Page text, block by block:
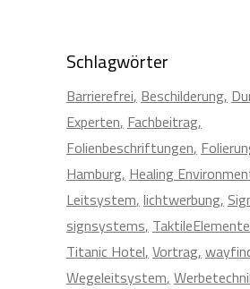
Schlagwörter
Barrierefrei Beschilderung
Experten Fachbeitrag
Folienbeschriftungen
Hamburg Healing
Leitsystem lichtwerbung
signsystems TaktileElemente
Titanic Hotel Vortrag
Wegeleitsystem